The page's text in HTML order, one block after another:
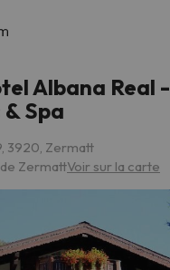
Albana Real -
Spa
3920, Zermatt
ZermattVoir sur la carte